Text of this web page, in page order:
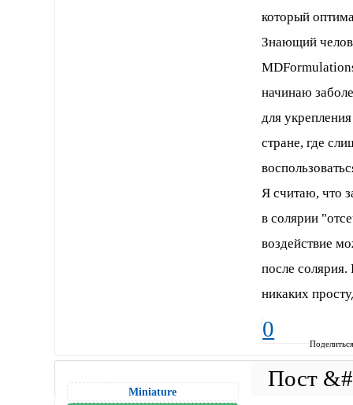
который
Знающий
начинаю
для
стране, где
Я считаю, что
в солярии
воздействие
после
никаких
0
Miniature